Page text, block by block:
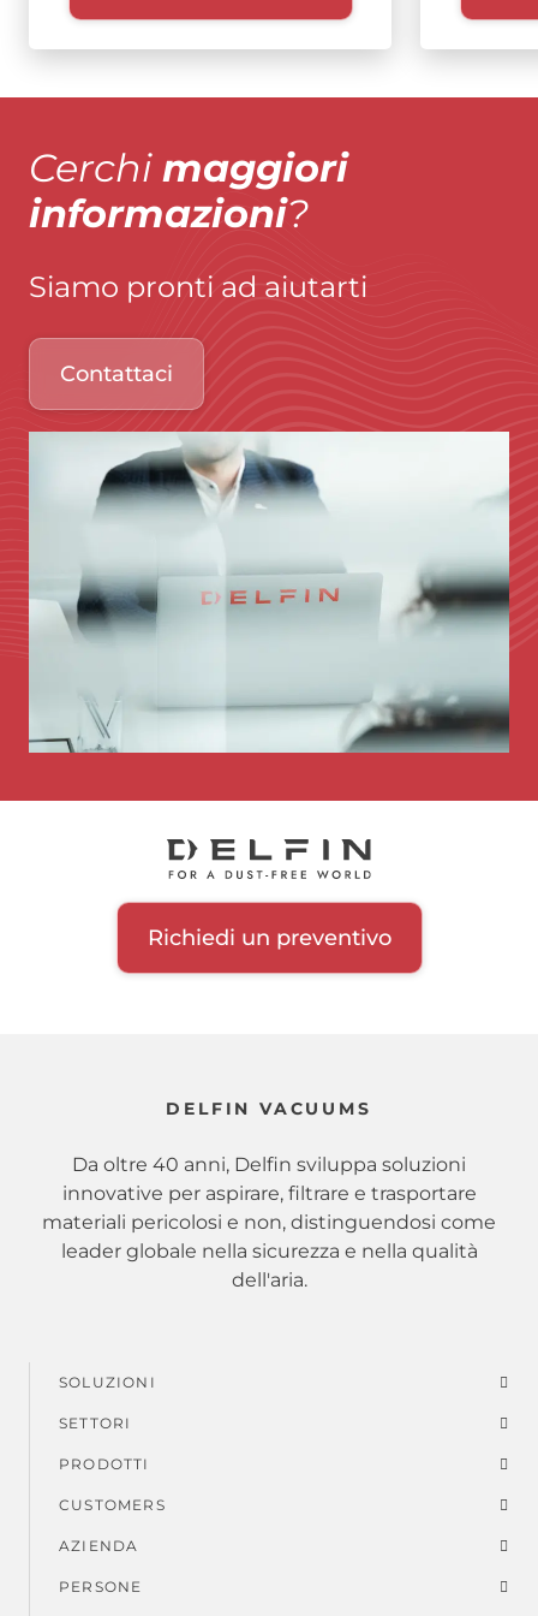
Cerchi maggiori
informazioni?
Siamo pronti ad aiutarti
Contattaci
Immagine
Richiedi un preventivo
DELFIN VACUUMS
Da oltre 40 anni, Delfin sviluppa soluzioni
innovative per aspirare, filtrare e trasportare
materiali pericolosi e non, distinguendosi come
leader globale nella sicurezza e nella qualità
dell'aria.
Menu
di
piè
di
pagina
SOLUZIONI
SETTORI
PRODOTTI
CUSTOMERS
AZIENDA
PERSONE